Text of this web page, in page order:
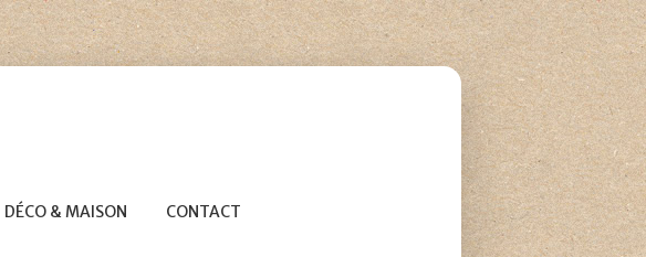
DÉCO & MAISON CONTACT